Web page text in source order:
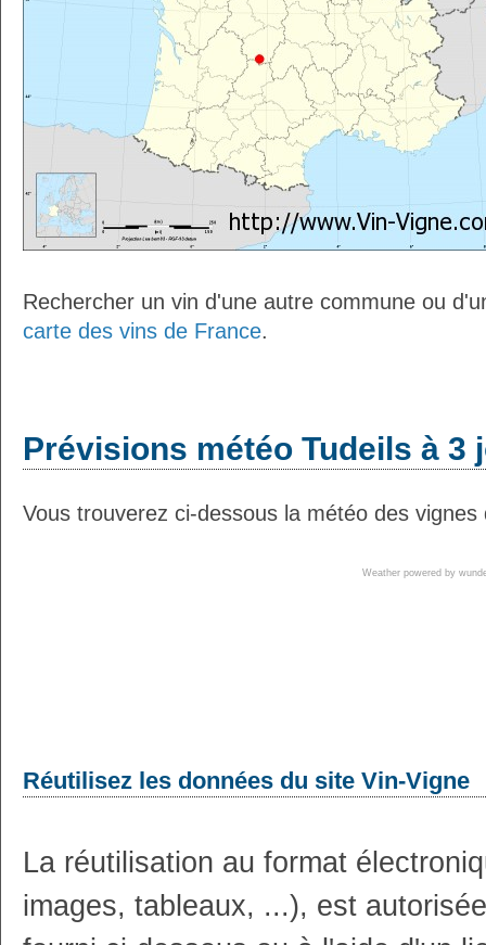
Rechercher un vin d'une autre commune ou
carte des vins de France.
Prévisions météo Tudeils à 3
Vous trouverez ci-dessous la météo des vignes
Weather powered by
Réutilisez les données du site Vin-Vigne
La réutilisation au format
images, tableaux, ...), est